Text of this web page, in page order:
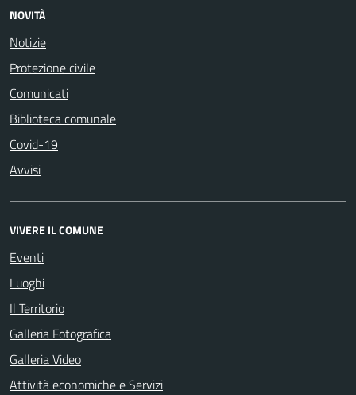
NOVITÀ
Notizie
Protezione civile
Comunicati
Biblioteca comunale
Covid-19
Avvisi
VIVERE IL COMUNE
Eventi
Luoghi
Il Territorio
Galleria Fotografica
Galleria Video
Attività economiche e Servizi